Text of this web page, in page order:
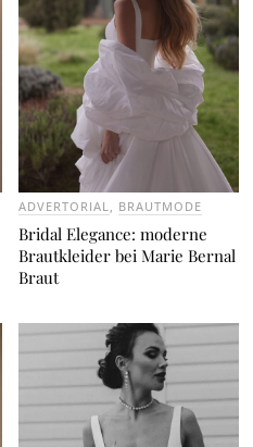
ADVERTORIAL BRAUTMODE
Bridal Elegance: moderne
Brautkleider bei Marie Bernal
Braut